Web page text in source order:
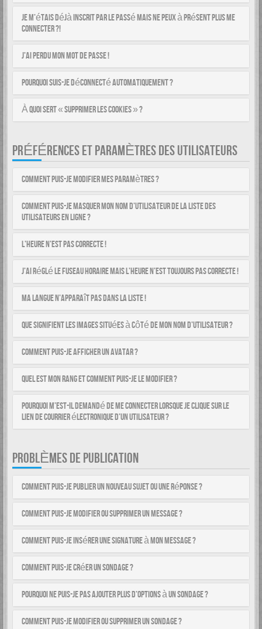
Je m’étais déjà inscrit par le passé mais ne peux à présent plus me
connecter ?!
J’ai perdu mon mot de passe !
Pourquoi suis-je déconnecté automatiquement ?
À quoi sert « Supprimer les cookies » ?
PRÉFÉRENCES ET PARAMÈTRES DES UTILISATEURS
Comment puis-je modifier mes paramètres ?
Comment puis-je masquer mon nom d’utilisateur de la liste des
utilisateurs en ligne ?
L’heure n’est pas correcte !
J’ai réglé le fuseau horaire mais l’heure n’est toujours pas correcte !
Ma langue n’apparaît pas dans la liste !
Que signifient les images situées à côté de mon nom d’utilisateur ?
Comment puis-je afficher un avatar ?
Quel est mon rang et comment puis-je le modifier ?
Pourquoi m’est-il demandé de me connecter lorsque je clique sur le
lien de courrier électronique d’un utilisateur ?
PROBLÈMES DE PUBLICATION
Comment puis-je publier un nouveau sujet ou une réponse ?
Comment puis-je modifier ou supprimer un message ?
Comment puis-je insérer une signature à mon message ?
Comment puis-je créer un sondage ?
Pourquoi ne puis-je pas ajouter plus d’options à un sondage ?
Comment puis-je modifier ou supprimer un sondage ?